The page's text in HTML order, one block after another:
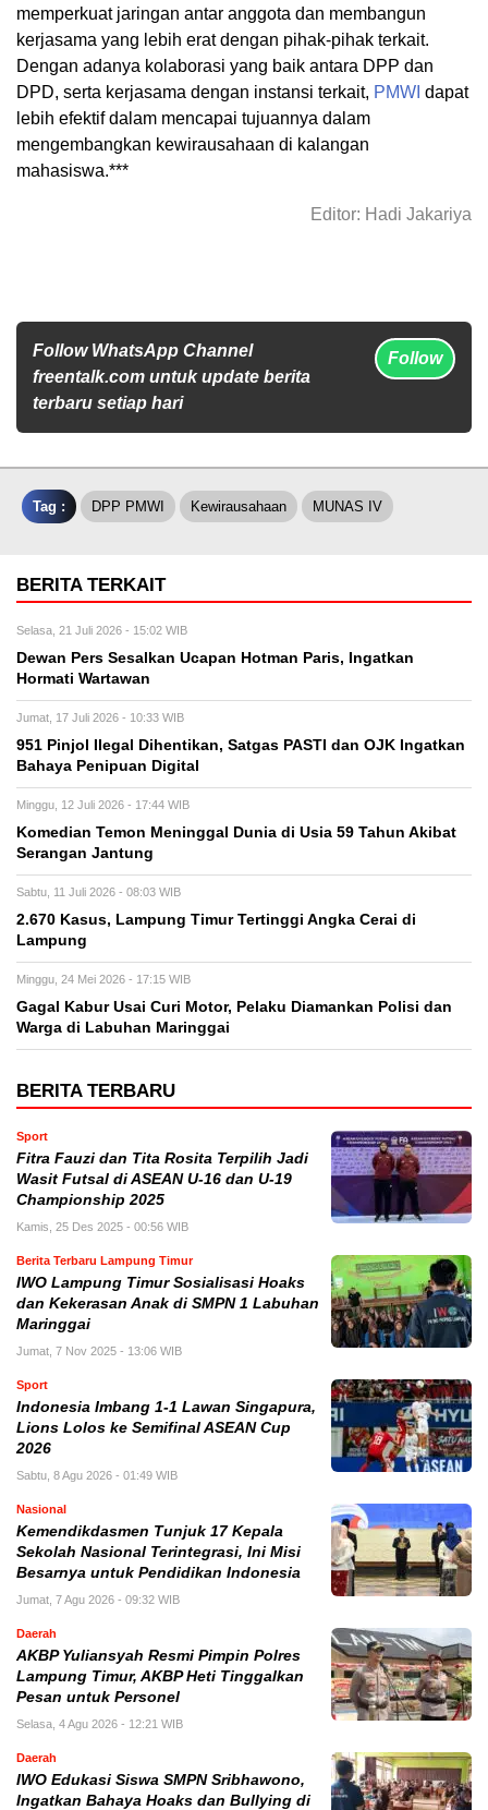
memperkuat jaringan antar anggota dan membangun
kerjasama yang lebih erat dengan pihak-pihak terkait.
Dengan adanya kolaborasi yang baik antara DPP dan
DPD, serta kerjasama dengan instansi terkait, PMWI dapat
lebih efektif dalam mencapai tujuannya dalam
mengembangkan kewirausahaan di kalangan
mahasiswa.***
Editor: Hadi Jakariya
Follow WhatsApp Channel
freentalk.com untuk update berita
terbaru setiap hari
Follow
Tag : DPP PMWI Kewirausahaan MUNAS IV
BERITA TERKAIT
Selasa, 21 Juli 2026 - 15:02 WIB
Dewan Pers Sesalkan Ucapan Hotman Paris, Ingatkan
Hormati Wartawan
Jumat, 17 Juli 2026 - 10:33 WIB
951 Pinjol Ilegal Dihentikan, Satgas PASTI dan OJK Ingatkan
Bahaya Penipuan Digital
Minggu, 12 Juli 2026 - 17:44 WIB
Komedian Temon Meninggal Dunia di Usia 59 Tahun Akibat
Serangan Jantung
Sabtu, 11 Juli 2026 - 08:03 WIB
2.670 Kasus, Lampung Timur Tertinggi Angka Cerai di
Lampung
Minggu, 24 Mei 2026 - 17:15 WIB
Gagal Kabur Usai Curi Motor, Pelaku Diamankan Polisi dan
Warga di Labuhan Maringgai
BERITA TERBARU
Sport
Fitra Fauzi dan Tita Rosita Terpilih Jadi
Wasit Futsal di ASEAN U-16 dan U-19
Championship 2025
Kamis, 25 Des 2025 - 00:56 WIB
Berita Terbaru Lampung Timur
IWO Lampung Timur Sosialisasi Hoaks
dan Kekerasan Anak di SMPN 1 Labuhan
Maringgai
Jumat, 7 Nov 2025 - 13:06 WIB
Sport
Indonesia Imbang 1-1 Lawan Singapura,
Lions Lolos ke Semifinal ASEAN Cup
2026
Sabtu, 8 Agu 2026 - 01:49 WIB
Nasional
Kemendikdasmen Tunjuk 17 Kepala
Sekolah Nasional Terintegrasi, Ini Misi
Besarnya untuk Pendidikan Indonesia
Jumat, 7 Agu 2026 - 09:32 WIB
Daerah
AKBP Yuliansyah Resmi Pimpin Polres
Lampung Timur, AKBP Heti Tinggalkan
Pesan untuk Personel
Selasa, 4 Agu 2026 - 12:21 WIB
Daerah
IWO Edukasi Siswa SMPN Sribhawono,
Ingatkan Bahaya Hoaks dan Bullying di